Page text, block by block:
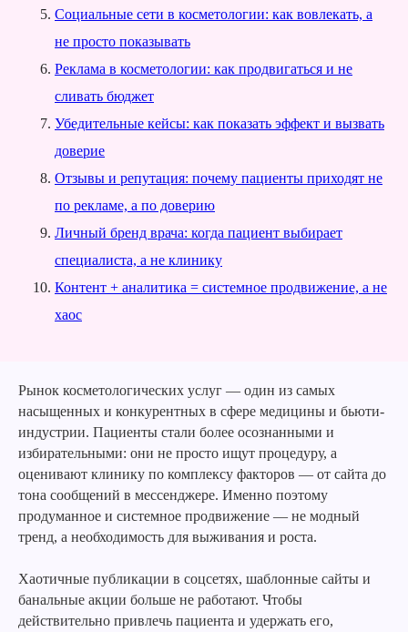
Социальные сети в косметологии: как вовлекать, а
не просто показывать
Реклама в косметологии: как продвигаться и не
сливать бюджет
Убедительные кейсы: как показать эффект и вызвать
доверие
Отзывы и репутация: почему пациенты приходят не
по рекламе, а по доверию
Личный бренд врача: когда пациент выбирает
специалиста, а не клинику
Контент + аналитика = системное продвижение, а не
хаос
Рынок косметологических услуг — один из самых
насыщенных и конкурентных в сфере медицины и бьюти-
индустрии. Пациенты стали более осознанными и
избирательными: они не просто ищут процедуру, а
оценивают клинику по комплексу факторов — от сайта до
тона сообщений в мессенджере. Именно поэтому
продуманное и системное продвижение — не модный
тренд, а необходимость для выживания и роста.
Хаотичные публикации в соцсетях, шаблонные сайты и
банальные акции больше не работают. Чтобы
действительно привлечь пациента и удержать его,